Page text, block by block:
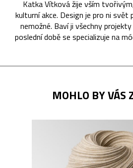
Katka Vítková žije vším
kulturní akce. Design je pro ni svět
nemožné. Baví ji všechny
poslední době se specializuje na
MOHLO BY VÁS